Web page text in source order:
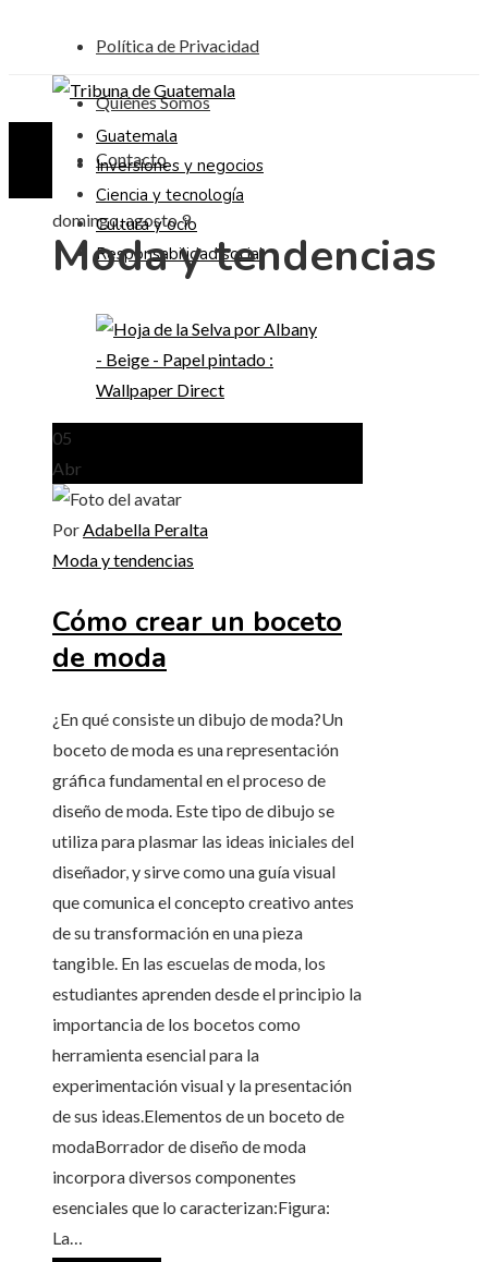
Política de Privacidad
Quiénes Somos
Contacto
domingo, agosto 9
Guatemala
Inversiones y negocios
Ciencia y tecnología
Cultura y ocio
Responsabilidad social
Moda y tendencias
05
Abr
Por Adabella Peralta
Moda y tendencias
Cómo crear un boceto
de moda
¿En qué consiste un dibujo de moda?Un
boceto de moda es una representación
gráfica fundamental en el proceso de
diseño de moda. Este tipo de dibujo se
utiliza para plasmar las ideas iniciales del
diseñador, y sirve como una guía visual
que comunica el concepto creativo antes
de su transformación en una pieza
tangible. En las escuelas de moda, los
estudiantes aprenden desde el principio la
importancia de los bocetos como
herramienta esencial para la
experimentación visual y la presentación
de sus ideas.Elementos de un boceto de
modaBorrador de diseño de moda
incorpora diversos componentes
esenciales que lo caracterizan:Figura:
La…